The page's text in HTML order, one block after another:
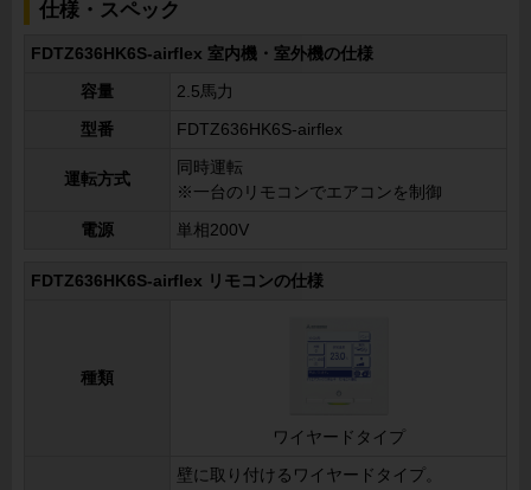
仕様・スペック
FDTZ636HK6S-airflex 室内機・室外機の仕様
容量 2.5馬力
型番 FDTZ636HK6S-airflex
運転方式
同時運転
※一台のリモコンでエアコンを制御
電源 単相200V
FDTZ636HK6S-airflex リモコンの仕様
種類
ワイヤードタイプ
壁に取り付けるワイヤードタイプ。